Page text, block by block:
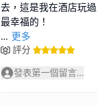
去，這是我在酒店玩
... 更多
評分
發表第一個留言...